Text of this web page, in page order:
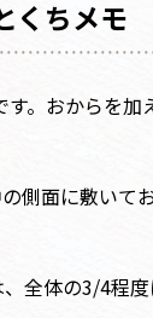
くちメモ
。おからを加
側面に敷いて
全体の3/4程度